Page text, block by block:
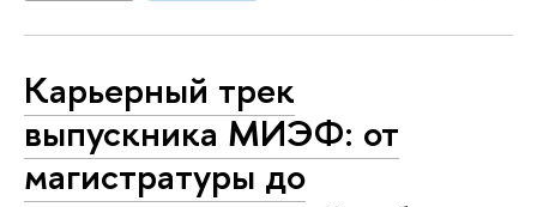
Карьерный трек
выпускника МИЭФ: от
магистратуры до